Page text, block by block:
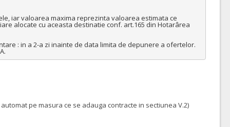
iar valoarea maxima reprezinta valoarea estimata ce
alocate cu aceasta destinatie conf. art.165 din Hotarârea
: in a 2-a zi inainte de data limita de depunere a ofertelor.
pe masura ce se adauga contracte in sectiunea V.2)